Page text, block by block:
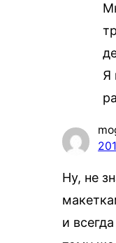
Я
Ну, не
и